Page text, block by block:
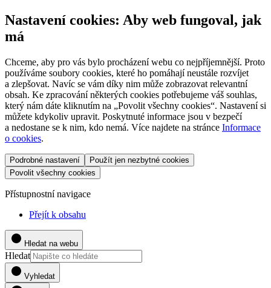
Nastavení cookies: Aby web fungoval, jak
má
Chceme, aby pro vás bylo procházení webu co nejpříjemnější. Proto
používáme soubory cookies, které ho pomáhají neustále rozvíjet
a zlepšovat. Navíc se vám díky nim může zobrazovat relevantní
obsah. Ke zpracování některých cookies potřebujeme váš souhlas,
který nám dáte kliknutím na „Povolit všechny cookies“. Nastavení si
můžete kdykoliv upravit. Poskytnuté informace jsou v bezpečí
a nedostane se k nim, kdo nemá. Více najdete na stránce Informace
o cookies.
Podrobné nastavení
Použít jen nezbytné cookies
Povolit všechny cookies
Přístupnostní navigace
Přejít k obsahu
Hledat na webu
Hledat
Vyhledat